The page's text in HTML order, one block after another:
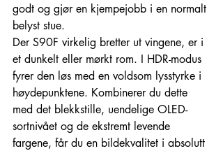
godt og gjør en kjempejobb i en normalt
belyst stue.
Der S90F virkelig bretter ut vingene, er i
et dunkelt eller mørkt rom. I HDR-modus
fyrer den løs med en voldsom lysstyrke i
høydepunktene. Kombinerer du dette
med det blekkstille, uendelige OLED-
sortnivået og de ekstremt levende
fargene, får du en bildekvalitet i absolutt